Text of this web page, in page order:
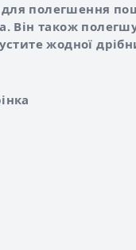
полегшення
Він також
жодної